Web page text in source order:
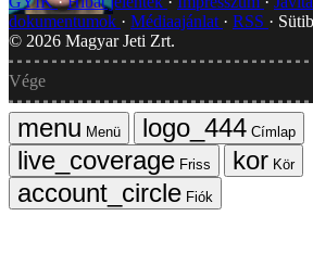
dokumentumok
Médiaajánlat RSS
© 2026 Magyar Jeti Zrt.
Vége
Menü
Címlap
Friss
Kör
Fiók